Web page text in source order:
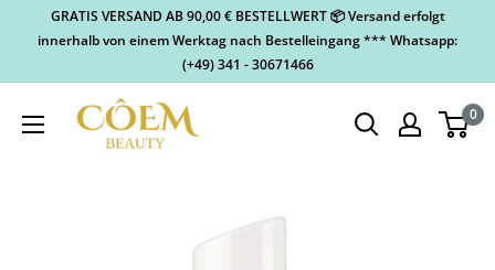
GRATIS VERSAND AB 90,00 € BESTELLWERT 📦 Versand erfolgt
innerhalb von einem Werktag nach Bestelleingang *** Whatsapp:
(+49) 341 - 30671466
0